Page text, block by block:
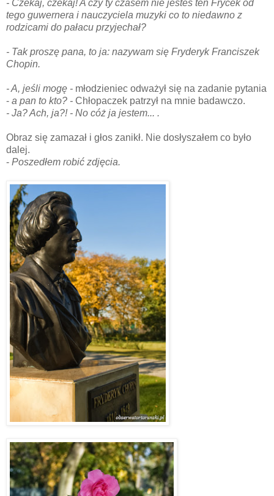
- Czekaj, czekaj! A czy ty czasem nie jesteś ten Frycek od
tego guwernera i nauczyciela muzyki co to niedawno z
rodzicami do pałacu przyjechał?
- Tak proszę pana, to ja: nazywam się FryderykFranciszek
Chopin.
- A, jeśli mogę - młodzieniec odważył się na zadanie pytania
- a pan to kto? - Chłopaczek patrzył na mnie badawczo.
- Ja? Ach, ja?! - No cóż ja jestem... .
Obraz się zamazał i głos zanikł. Nie dosłyszałem co było
dalej.
- Poszedłem robić zdjęcia.